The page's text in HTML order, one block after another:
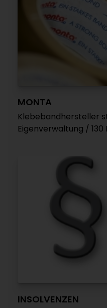
MONTA
Klebebandhersteller
Eigenverwaltung /
INSOLVENZEN